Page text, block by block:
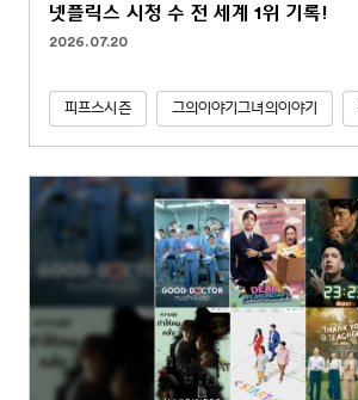
넷플릭스 시청 수 전 세계 1위 기록!
2026.07.20
피프스시즌 그의이야기그녀의이야기